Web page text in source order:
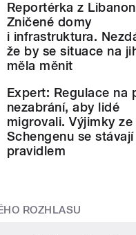
Reportérka z
Zničené domy
i infrastruktura.
že by se situace na
měla měnit
Expert: Regulace na
nezabrání, aby lidé
migrovali. Výjimky ze
Schengenu se stávají
pravidlem
ROZHLASU